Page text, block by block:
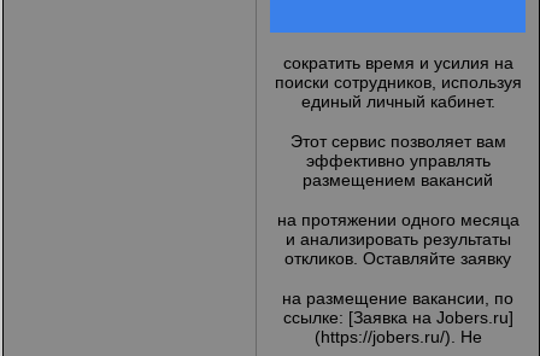
сократить время и усилия на
поиски сотрудников, используя
единый личный кабинет.
Этот сервис позволяет вам
эффективно управлять
размещением вакансий
на протяжении одного месяца
и анализировать результаты
откликов. Оставляйте заявку
на размещение вакансии, по
ссылке: [Заявка на Jobers.ru]
(https://jobers.ru/). Не